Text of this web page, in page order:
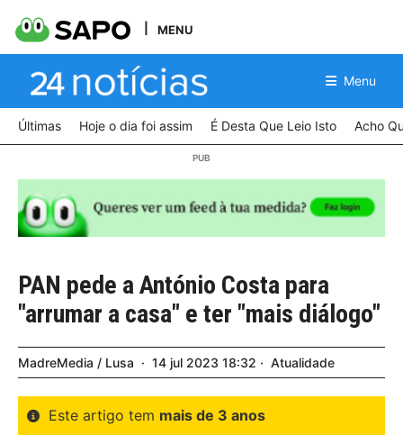
MENU
Menu
Últimas Hoje o dia foi assim É Desta Que Leio Isto Acho
PAN pede a António Costa para
"arrumar a casa" e ter "mais diálogo"
MadreMedia / Lusa 14 jul 2023 18:32 Atualidade
Este artigo tem mais de 3 anos